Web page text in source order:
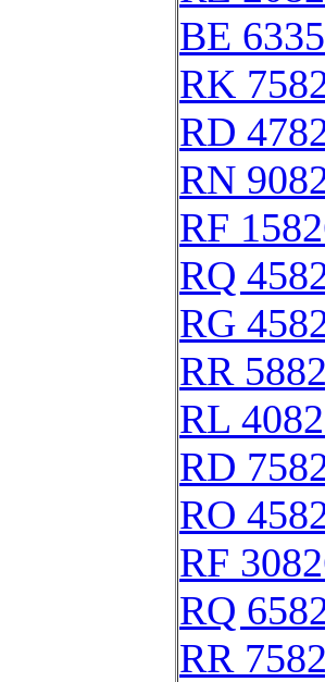
BE 6335
RK
RD
RN
RF
RQ
RG
RR
RL
RD
RO
RF
RQ
RR